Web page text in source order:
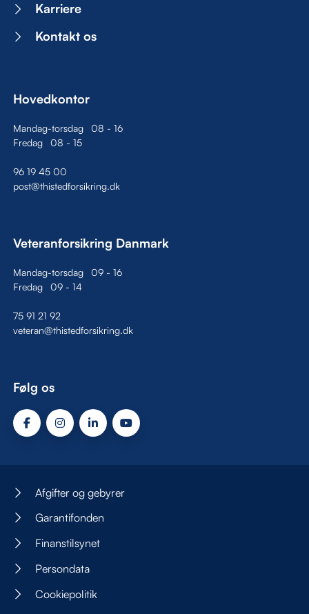
Karriere
Kontakt os
Hovedkontor
Mandag-torsdag 08 - 16
Fredag
08 - 15
96 19 45 00
post@thistedforsikring.dk
Veteranforsikring Danmark
Mandag-torsdag 09- 16
Fredag
09- 14
75 91 21 92
veteran@thistedforsikring.dk
Følg os
Afgifter og gebyrer
Garantifonden
Finanstilsynet
Persondata
Cookiepolitik